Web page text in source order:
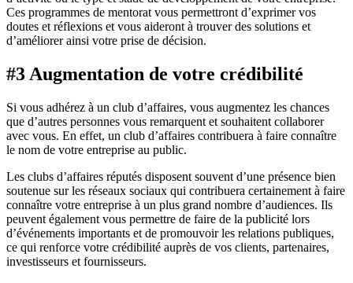
Ces programmes de mentorat vous permettront d’exprimer vos
doutes et réflexions et vous aideront à trouver des solutions et
d’améliorer ainsi votre prise de décision.
#3 Augmentation de votre crédibilité
Si vous adhérez à un club d’affaires, vous augmentez les chances
que d’autres personnes vous remarquent et souhaitent collaborer
avec vous. En effet, un club d’affaires contribuera à faire connaître
le nom de votre entreprise au public.
Les clubs d’affaires réputés disposent souvent d’une présence bien
soutenue sur les réseaux sociaux qui contribuera certainement à faire
connaître votre entreprise à un plus grand nombre d’audiences. Ils
peuvent également vous permettre de faire de la publicité lors
d’événements importants et de promouvoir les relations publiques,
ce qui renforce votre crédibilité auprès de vos clients, partenaires,
investisseurs et fournisseurs.